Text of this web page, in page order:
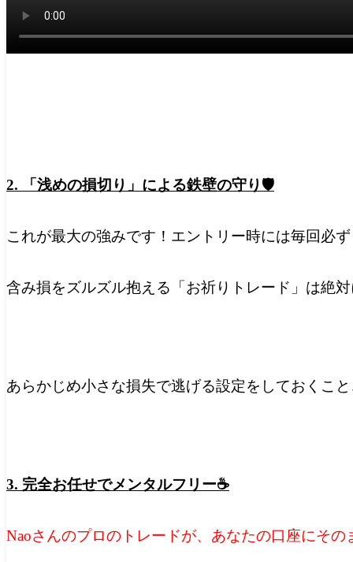
2. 「浅めの損切り」による鉄壁の守り🛡️
これが最大の強みです！エントリー時には毎回必
含み損をズルズル抱える「お祈りトレード」は絶
あらかじめ小さな損失で逃げる設定をしておくこ
3. 完全お任せでメンタルフリー☕
Naoさんのプロのトレードが、あなたの口座にそ